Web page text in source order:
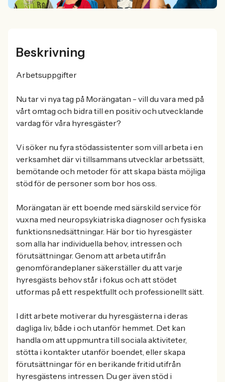
Beskrivning
Arbetsuppgifter
Nu tar vi nya tag på Morängatan - vill du vara med på
vårt omtag och bidra till en positiv och utvecklande
vardag för våra hyresgäster?
Vi söker nu fyra stödassistenter som vill arbeta i en
verksamhet där vi tillsammans utvecklar arbetssätt,
bemötande och metoder för att skapa bästa möjliga
stöd för de personer som bor hos oss.
Morängatan är ett boende med särskild service för
vuxna med neuropsykiatriska diagnoser och fysiska
funktionsnedsättningar. Här bor tio hyresgäster
som alla har individuella behov, intressen och
förutsättningar. Genom att arbeta utifrån
genomförandeplaner säkerställer du att varje
hyresgästs behov står i fokus och att stödet
utformas på ett respektfullt och professionellt sätt.
I ditt arbete motiverar du hyresgästerna i deras
dagliga liv, både i och utanför hemmet. Det kan
handla om att uppmuntra till sociala aktiviteter,
stötta i kontakter utanför boendet, eller skapa
förutsättningar för en berikande fritid utifrån
hyresgästens intressen. Du ger även stöd i